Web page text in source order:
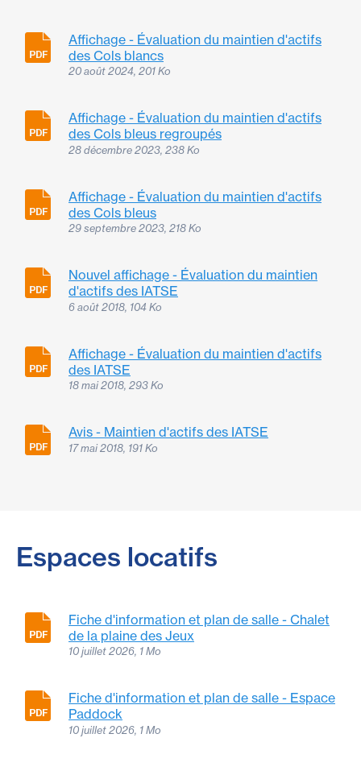
Affichage - Évaluation du maintien d'actifs
des Cols blancs
20 août 2024, 201 Ko
Affichage - Évaluation du maintien d'actifs
des Cols bleus regroupés
28 décembre 2023, 238 Ko
Affichage - Évaluation du maintien d'actifs
des Cols bleus
29 septembre 2023, 218 Ko
Nouvel affichage - Évaluation du maintien
d'actifs des IATSE
6 août 2018, 104 Ko
Affichage - Évaluation du maintien d'actifs
des IATSE
18 mai 2018, 293 Ko
Avis - Maintien d'actifs des IATSE
17 mai 2018, 191 Ko
Espaces locatifs
Fiche d'information et plan de salle - Chalet
de la plaine des Jeux
10 juillet 2026, 1 Mo
Fiche d'information et plan de salle - Espace
Paddock
10 juillet 2026, 1 Mo